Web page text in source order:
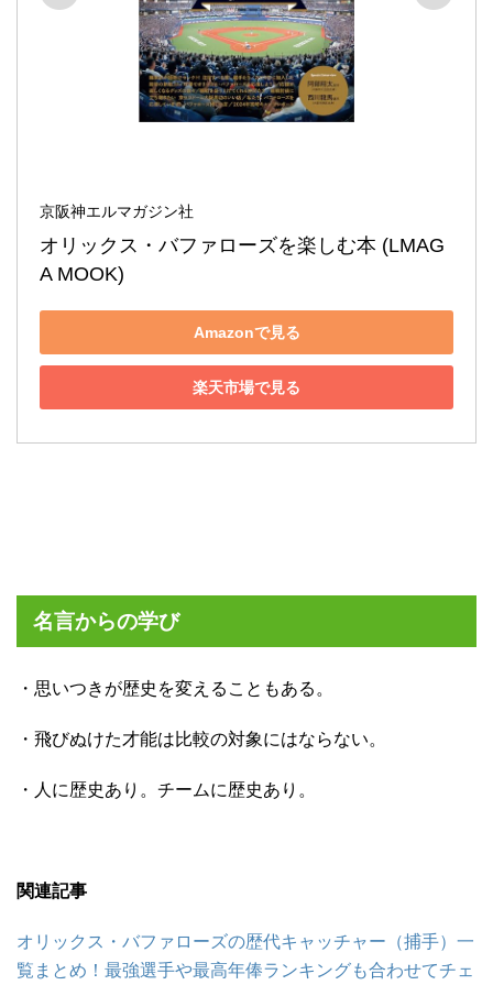
京阪神エルマガジン社
オリックス・バファローズを楽しむ本 (LMAG
A MOOK)
Amazonで見る
楽天市場で見る
名言からの学び
・思いつきが歴史を変えることもある。
・飛びぬけた才能は比較の対象にはならない。
・人に歴史あり。チームに歴史あり。
関連記事
オリックス・バファローズの歴代キャッチャー（捕手）一
覧まとめ！最強選手や最高年俸ランキングも合わせてチェ